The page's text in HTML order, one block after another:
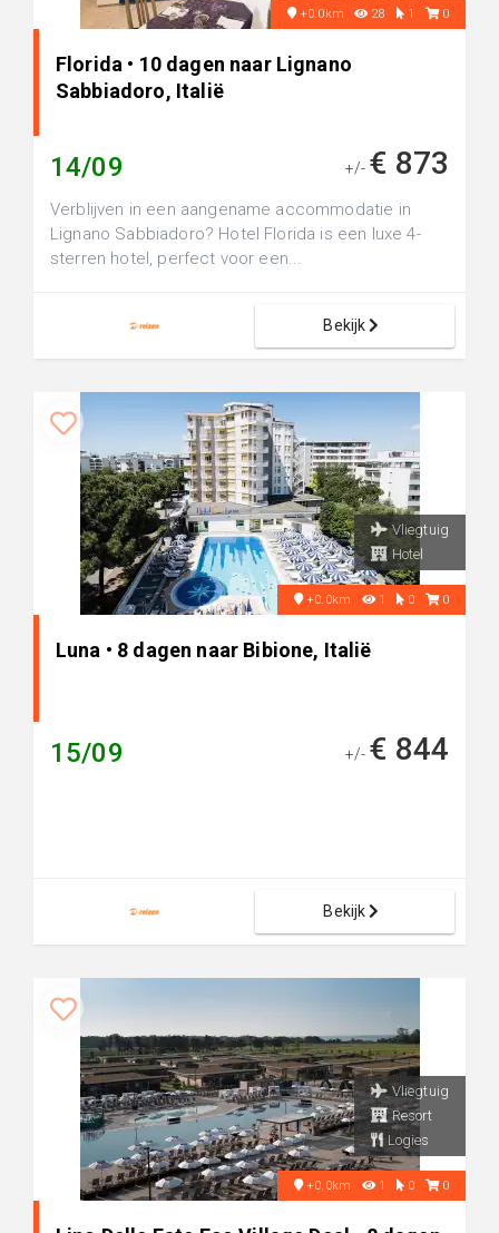
+0.0km 28 1 0
Florida • 10 dagen naar Lignano
Sabbiadoro, Italië
14/09 +/- € 873
Verblijven in een aangename accommodatie in
Lignano Sabbiadoro? Hotel Florida is een luxe 4-
sterren hotel, perfect voor een...
Bekijk
Vliegtuig
Hotel
+0.0km 1 0 0
Luna • 8 dagen naar Bibione, Italië
15/09 +/- € 844
Bekijk
Vliegtuig
Resort
Logies
+0.0km 1 0 0